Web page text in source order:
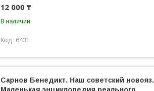
12 000 ₸
В наличии
6431
Сарнов Бенедикт. Наш советский новояз.